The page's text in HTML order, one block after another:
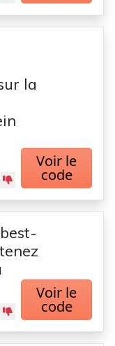
la
Voir le
code
Voir le
code